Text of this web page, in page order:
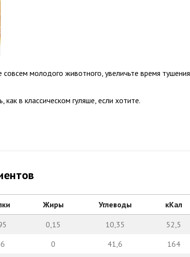
молодого животного, увеличьте время тушения
в классическом гуляше, если хотите.
Жиры Углеводы кКал
0,15 10,35
52,5
0 41,6
164